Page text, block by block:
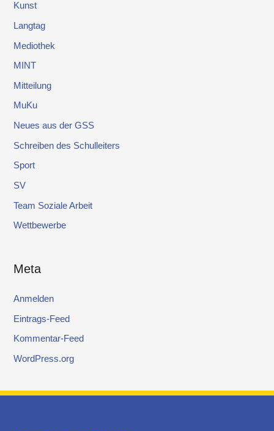
Kunst
Langtag
Mediothek
MINT
Mitteilung
MuKu
Neues aus der GSS
Schreiben des Schulleiters
Sport
SV
Team Soziale Arbeit
Wettbewerbe
Meta
Anmelden
Eintrags-Feed
Kommentar-Feed
WordPress.org